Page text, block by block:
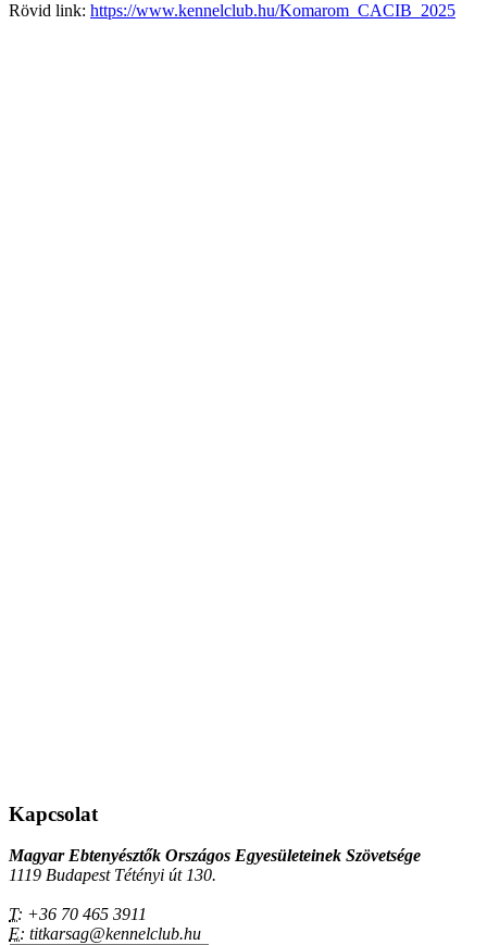
Rövid link: https://www.kennelclub.hu/Komarom_CACIB_2025
Kapcsolat
Magyar Ebtenyésztők Országos Egyesületeinek Szövetsége
1119 Budapest Tétényi út 130.
T: +36 70 465 3911
E: titkarsag@kennelclub.hu